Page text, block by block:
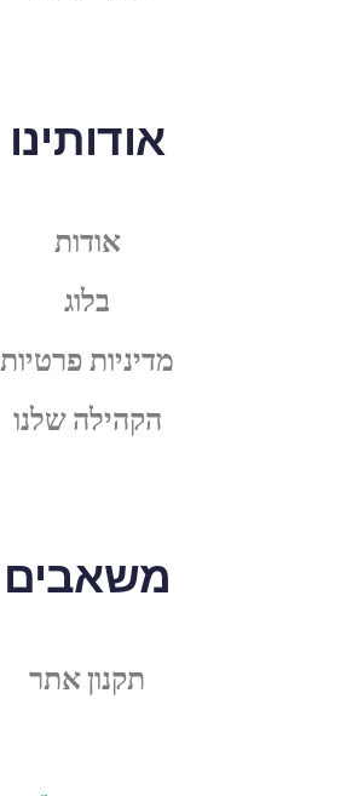
אודותינו
אודות
בלוג
מדיניות פרטיות
הקהילה שלנו
משאבים
תקנון אתר